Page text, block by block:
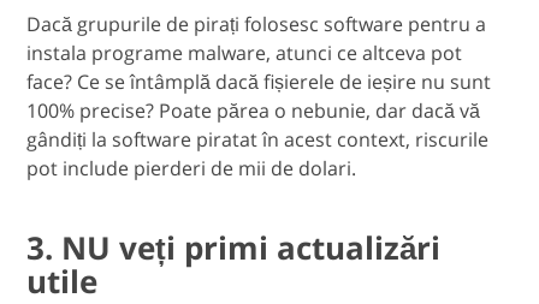
Dacă grupurile de pirați folosesc software pentru a
instala programe malware, atunci ce altceva pot
face? Ce se întâmplă dacă fișierele de ieșire nu sunt
100% precise? Poate părea o nebunie, dar dacă vă
gândiți la software piratat în acest context, riscurile
pot include pierderi de mii de dolari.
3. NU veți primi actualizări
utile